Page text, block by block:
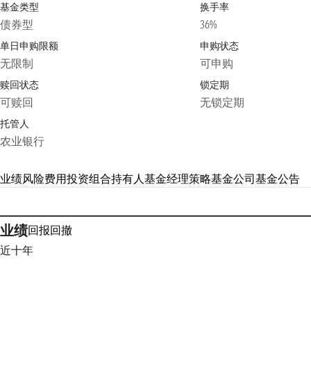
基金类型
债券型
换手率
36%
单日申购限额
无限制
申购状态
可申购
赎回状态
可赎回
锁定期
无锁定期
托管人
农业银行
业绩风险费用投资组合持有人基金经理策略基金公司基金公告
业绩回报回撤
近十年